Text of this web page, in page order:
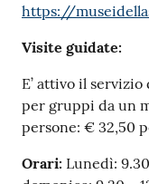
https://
Visite guidate:
E’ attivo il
per gruppi da un
persone: € 32,50
Orari: Lunedì: